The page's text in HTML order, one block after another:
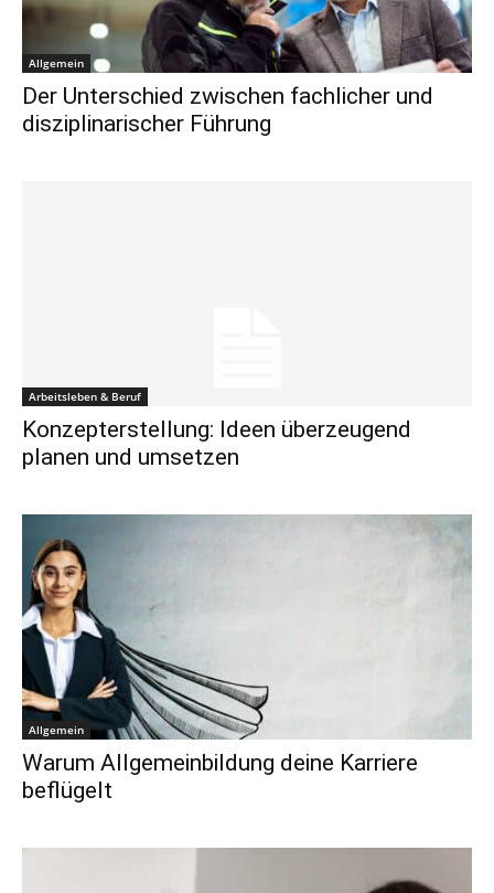
Allgemein
Der Unterschied zwischen fachlicher und
disziplinarischer Führung
Arbeitsleben & Beruf
Konzepterstellung: Ideen überzeugend
planen und umsetzen
Allgemein
Warum Allgemeinbildung deine Karriere
beflügelt